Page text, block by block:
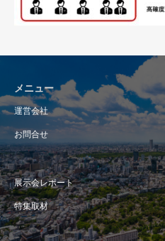
メニュー
運営会社
お問合せ
展示会レポート
特集取材